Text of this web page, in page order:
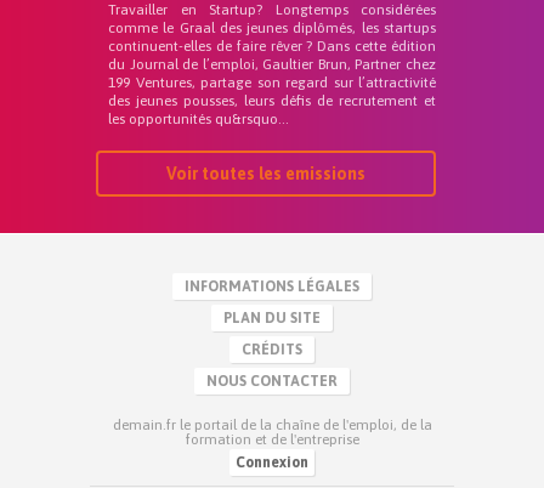
Travailler en Startup? Longtemps considérées
comme le Graal des jeunes diplômés, les startups
continuent-elles de faire rêver ? Dans cette édition
du Journal de l’emploi, Gaultier Brun, Partner chez
199 Ventures, partage son regard sur l’attractivité
des jeunes pousses, leurs défis de recrutement et
les opportunités qu&rsquo...
Voir toutes les emissions
INFORMATIONS LÉGALES
PLAN DU SITE
CRÉDITS
NOUS CONTACTER
demain.fr le portail de la chaîne de l'emploi, de la
formation et de l'entreprise
Connexion